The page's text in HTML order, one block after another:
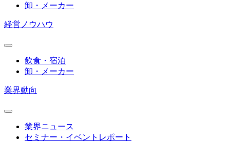
卸・メーカー
経営ノウハウ
飲食・宿泊
卸・メーカー
業界動向
業界ニュース
セミナー・イベントレポート